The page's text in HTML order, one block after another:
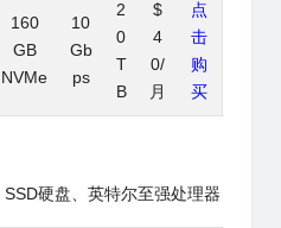
160
GB
NVMe
10
Gb
ps
2
0
T
B
$
4
0/
月
点
击
购
买
硬盘、 英特尔至强处理器